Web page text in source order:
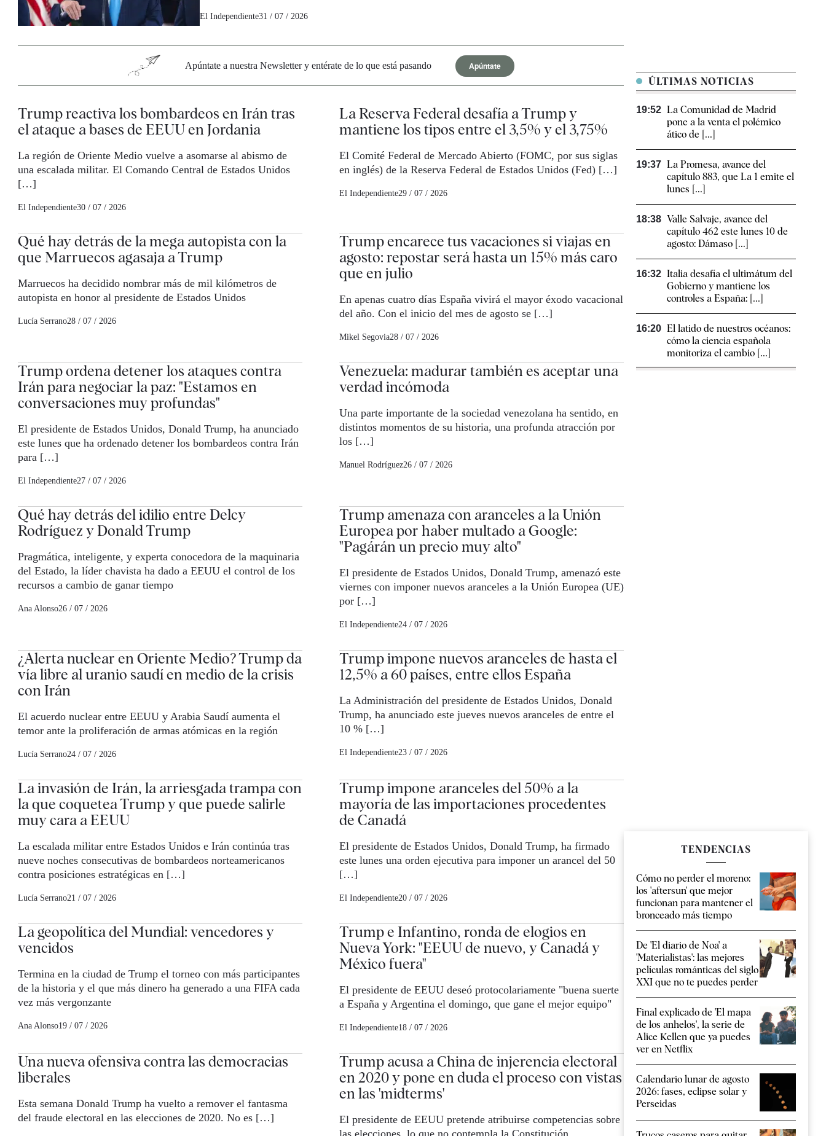
El Independiente31 / 07 / 2026
Apúntate a nuestra Newsletter y entérate de lo que está pasando Apúntate
Trump reactiva los bombardeos en Irán tras
el ataque a bases de EEUU en Jordania
La región de Oriente Medio vuelve a asomarse al abismo de
una escalada militar. El Comando Central de Estados Unidos
[…]
El Independiente30 / 07 / 2026
La Reserva Federal desafía a Trump y
mantiene los tipos entre el 3,5% y el 3,75%
El Comité Federal de Mercado Abierto (FOMC, por sus siglas
en inglés) de la Reserva Federal de Estados Unidos (Fed) […]
El Independiente29 / 07 / 2026
Qué hay detrás de la mega autopista con la
que Marruecos agasaja a Trump
Marruecos ha decidido nombrar más de mil kilómetros de
autopista en honor al presidente de Estados Unidos
Lucía Serrano28 / 07 / 2026
Trump encarece tus vacaciones si viajas en
agosto: repostar será hasta un 15% más caro
que en julio
En apenas cuatro días España vivirá el mayor éxodo vacacional
del año. Con el inicio del mes de agosto se […]
Mikel Segovia28 / 07 / 2026
Trump ordena detener los ataques contra
Irán para negociar la paz: "Estamos en
conversaciones muy profundas"
El presidente de Estados Unidos, Donald Trump, ha anunciado
este lunes que ha ordenado detener los bombardeos contra Irán
para […]
El Independiente27 / 07 / 2026
Venezuela: madurar también es aceptar una
verdad incómoda
Una parte importante de la sociedad venezolana ha sentido, en
distintos momentos de su historia, una profunda atracción por
los […]
Manuel Rodríguez26 / 07 / 2026
Qué hay detrás del idilio entre Delcy
Rodríguez y Donald Trump
Pragmática, inteligente, y experta conocedora de la maquinaria
del Estado, la líder chavista ha dado a EEUU el control de los
recursos a cambio de ganar tiempo
Ana Alonso26 / 07 / 2026
Trump amenaza con aranceles a la Unión
Europea por haber multado a Google:
"Pagárán un precio muy alto"
El presidente de Estados Unidos, Donald Trump, amenazó este
viernes con imponer nuevos aranceles a la Unión Europea (UE)
por […]
El Independiente24 / 07 / 2026
¿Alerta nuclear en Oriente Medio? Trump da
vía libre al uranio saudí en medio de la crisis
con Irán
El acuerdo nuclear entre EEUU y Arabia Saudí aumenta el
temor ante la proliferación de armas atómicas en la región
Lucía Serrano24 / 07 / 2026
Trump impone nuevos aranceles de hasta el
12,5% a 60 países, entre ellos España
La Administración del presidente de Estados Unidos, Donald
Trump, ha anunciado este jueves nuevos aranceles de entre el
10 % […]
El Independiente23 / 07 / 2026
La invasión de Irán, la arriesgada trampa con
la que coquetea Trump y que puede salirle
muy cara a EEUU
La escalada militar entre Estados Unidos e Irán continúa tras
nueve noches consecutivas de bombardeos norteamericanos
contra posiciones estratégicas en […]
Lucía Serrano21 / 07 / 2026
Trump impone aranceles del 50% a la
mayoría de las importaciones procedentes
de Canadá
El presidente de Estados Unidos, Donald Trump, ha firmado
este lunes una orden ejecutiva para imponer un arancel del 50
[…]
El Independiente20 / 07 / 2026
La geopolítica del Mundial: vencedores y
vencidos
Termina en la ciudad de Trump el torneo con más participantes
de la historia y el que más dinero ha generado a una FIFA cada
vez más vergonzante
Ana Alonso19 / 07 / 2026
Trump e Infantino, ronda de elogios en
Nueva York: "EEUU de nuevo, y Canadá y
México fuera"
El presidente de EEUU deseó protocolariamente "buena suerte
a España y Argentina el domingo, que gane el mejor equipo"
El Independiente18 / 07 / 2026
Una nueva ofensiva contra las democracias
liberales
Esta semana Donald Trump ha vuelto a remover el fantasma
del fraude electoral en las elecciones de 2020. No es […]
Trump acusa a China de injerencia electoral
en 2020 y pone en duda el proceso con vistas
en las 'midterms'
El presidente de EEUU pretende atribuirse competencias sobre
ÚLTIMAS NOTICIAS
19:52 La Comunidad de Madrid
pone a la venta el polémico
ático de [...]
19:37 La Promesa, avance del
capítulo 883, que La 1 emite el
lunes [...]
18:38 Valle Salvaje, avance del
capítulo 462 este lunes 10 de
agosto: Dámaso [...]
16:32 Italia desafía el ultimátum del
Gobierno y mantiene los
controles a España: [...]
16:20 El latido de nuestros océanos:
cómo la ciencia española
monitoriza el cambio [...]
TENDENCIAS
Cómo no perder el moreno:
los 'aftersun' que mejor
funcionan para mantener el
bronceado más tiempo
De 'El diario de Noa' a
'Materialistas': las mejores
películas románticas del siglo
XXI que no te puedes perder
Final explicado de 'El mapa
de los anhelos', la serie de
Alice Kellen que ya puedes
ver en Netflix
Calendario lunar de agosto
2026: fases, eclipse solar y
Perseidas